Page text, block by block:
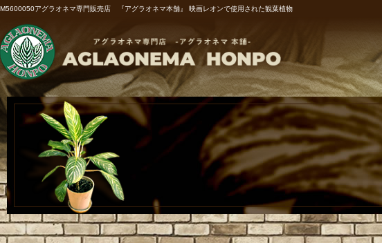
M5600050アグラオネマ専門販売店 『アグラオネマ本舗』 映画レオンで使用された観葉植物